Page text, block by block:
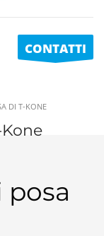
CONTATTI
DI T-KONE